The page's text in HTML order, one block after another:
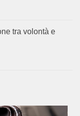
tra volontà e